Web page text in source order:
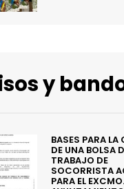
y
BASES PARA LA
DE UNA BOLSA
TRABAJO DE
SOCORRISTA
PARA EL EXCMO.